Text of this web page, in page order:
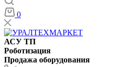
0
АСУ ТП
Роботизация
Продажа оборудования